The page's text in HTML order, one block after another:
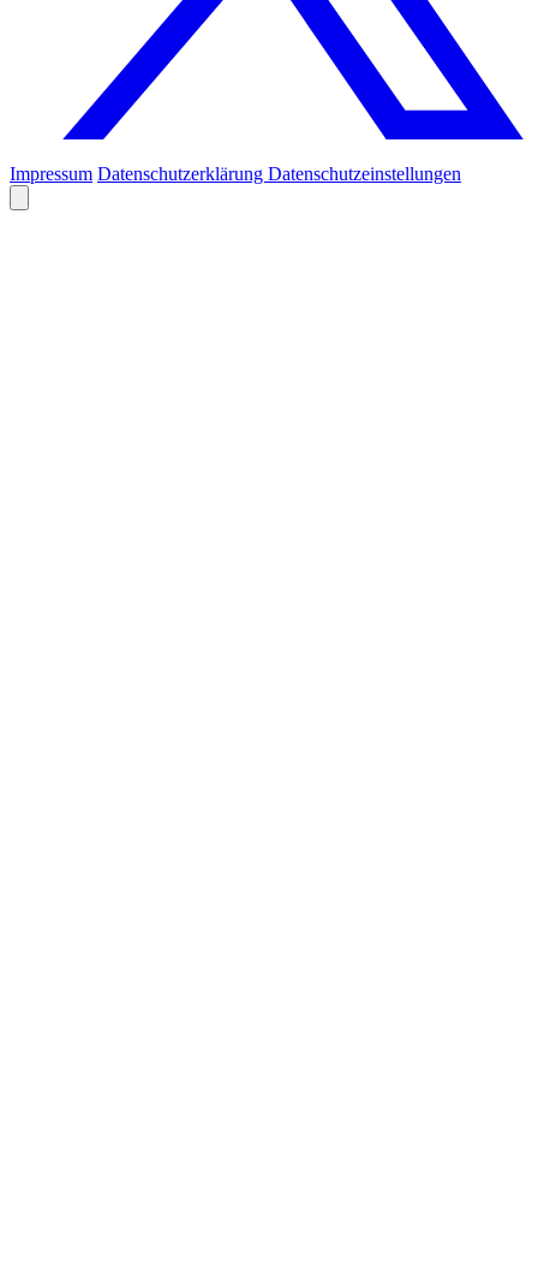
Impressum Datenschutzerklärung Datenschutzeinstellungen